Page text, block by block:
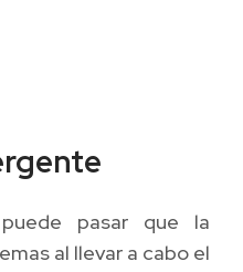
pasar que la
al llevar a cabo el